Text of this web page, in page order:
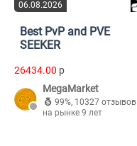
06.08.2026
Best PvP and PVE
SEEKER
26434.00 p
MegaMarket
99%, 10327 отзывов
на рынке 9 лет